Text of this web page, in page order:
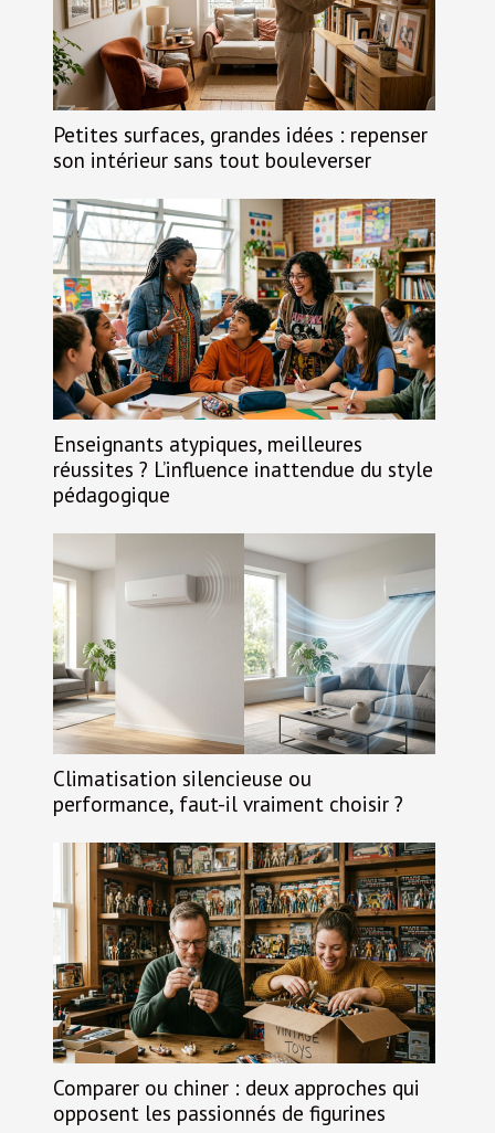
Petites surfaces, grandes idées : repenser
son intérieur sans tout bouleverser
Enseignants atypiques, meilleures
réussites ? L’influence inattendue du style
pédagogique
Climatisation silencieuse ou
performance, faut-il vraiment choisir ?
Comparer ou chiner : deux approches qui
opposent les passionnés de figurines